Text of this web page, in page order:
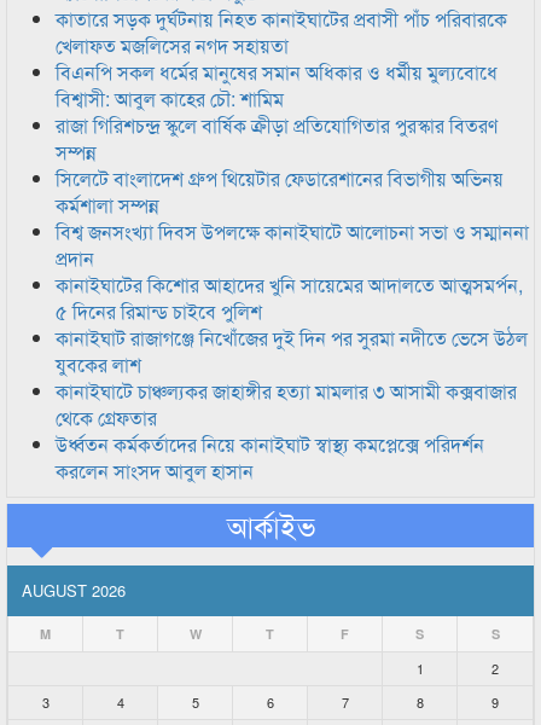
কাতারে সড়ক দুর্ঘটনায় নিহত কানাইঘাটের প্রবাসী পাঁচ পরিবারকে
খেলাফত মজলিসের নগদ সহায়তা
বিএনপি সকল ধর্মের মানুষের সমান অধিকার ও ধর্মীয় মুল্যবোধে
বিশ্বাসী: আবুল কাহের চৌ: শামিম
রাজা গিরিশচন্দ্র স্কুলে বার্ষিক ক্রীড়া প্রতিযোগিতার পুরস্কার বিতরণ
সম্পন্ন
সিলেটে বাংলাদেশ গ্রুপ থিয়েটার ফেডারেশানের বিভাগীয় অভিনয়
কর্মশালা সম্পন্ন
বিশ্ব জনসংখ্যা দিবস উপলক্ষে কানাইঘাটে আলোচনা সভা ও সম্মাননা
প্রদান
কানাইঘাটের কিশোর আহাদের খুনি সায়েমের আদালতে আত্মসমর্পন,
৫ দিনের রিমান্ড চাইবে পুলিশ
কানাইঘাট রাজাগঞ্জে নিখোঁজের দুই দিন পর সুরমা নদীতে ভেসে উঠল
যুবকের লাশ
কানাইঘাটে চাঞ্চল্যকর জাহাঙ্গীর হত্যা মামলার ৩ আসামী কক্সবাজার
থেকে গ্রেফতার
উর্ধ্বতন কর্মকর্তাদের নিয়ে কানাইঘাট স্বাস্থ্য কমপ্লেক্সে পরিদর্শন
করলেন সাংসদ আবুল হাসান
আর্কাইভ
AUGUST 2026
M T W T F S S
1
2
3
4 5 6 7 8 9